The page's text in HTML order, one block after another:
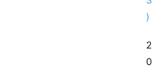
2
0